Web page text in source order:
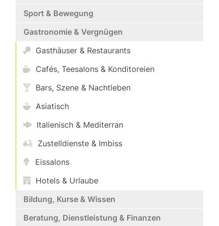
Sport & Bewegung
Gastronomie & Vergnügen
Gasthäuser & Restaurants
Cafés, Teesalons & Konditoreien
Bars, Szene & Nachtleben
Asiatisch
Italienisch & Mediterran
Zustelldienste & Imbiss
Eissalons
Hotels & Urlaube
Bildung, Kurse & Wissen
Beratung, Dienstleistung & Finanzen